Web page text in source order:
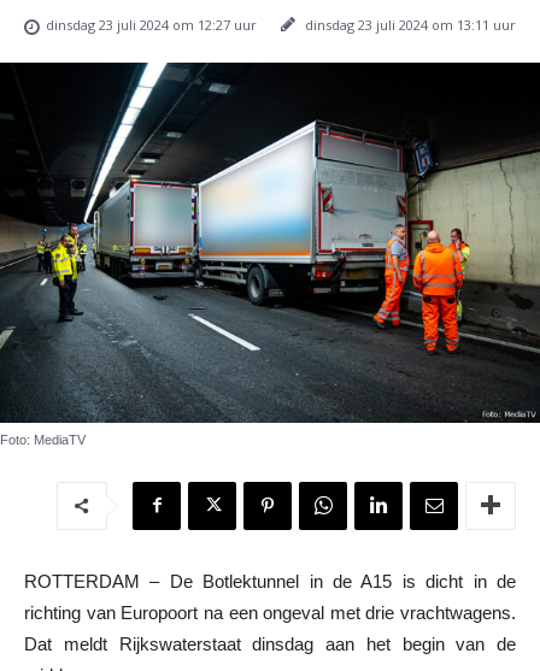
dinsdag 23 juli 2024 om 12:27 uur dinsdag 23 juli 2024 om 13:11 uur
Foto: MediaTV
ROTTERDAM – De Botlektunnel in de A15 is dicht in de
richting van Europoort na een ongeval met drie vrachtwagens.
Dat meldt Rijkswaterstaat dinsdag aan het begin van de